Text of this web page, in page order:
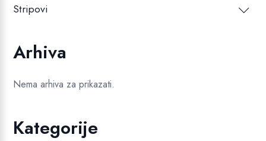
Stripovi
Arhiva
Nema arhiva za prikazati.
Kategorije